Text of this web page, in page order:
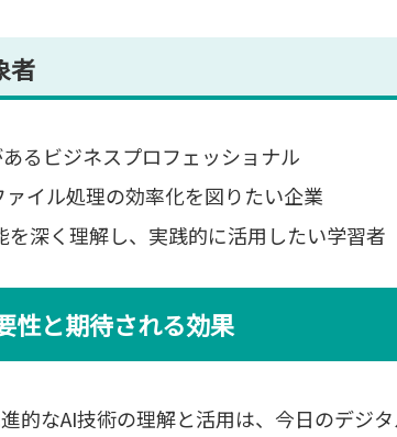
者
るビジネスプロフェッショナル
イル処理の効率化を図りたい企業
を深く理解し、実践的に活用したい学習者
性と期待される効果
的なAI技術の理解と活用は、今日のデジ